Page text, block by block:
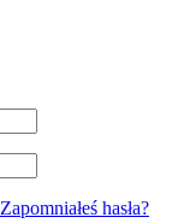
Zapomniałeś hasła?